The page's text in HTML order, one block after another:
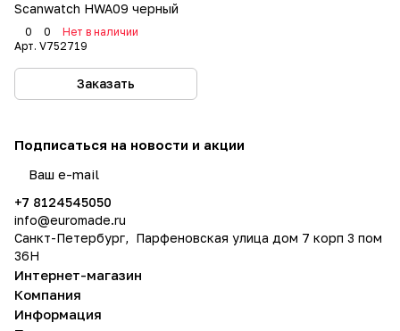
Scanwatch HWA09 черный
0 0
Нет в наличии
Арт. V752719
Заказать
Подписаться на новости и акции
+7 8124545050
info@euromade.ru
Санкт-Петербург, Парфеновская улица дом 7 корп 3 пом
36Н
Интернет-магазин
Компания
Информация